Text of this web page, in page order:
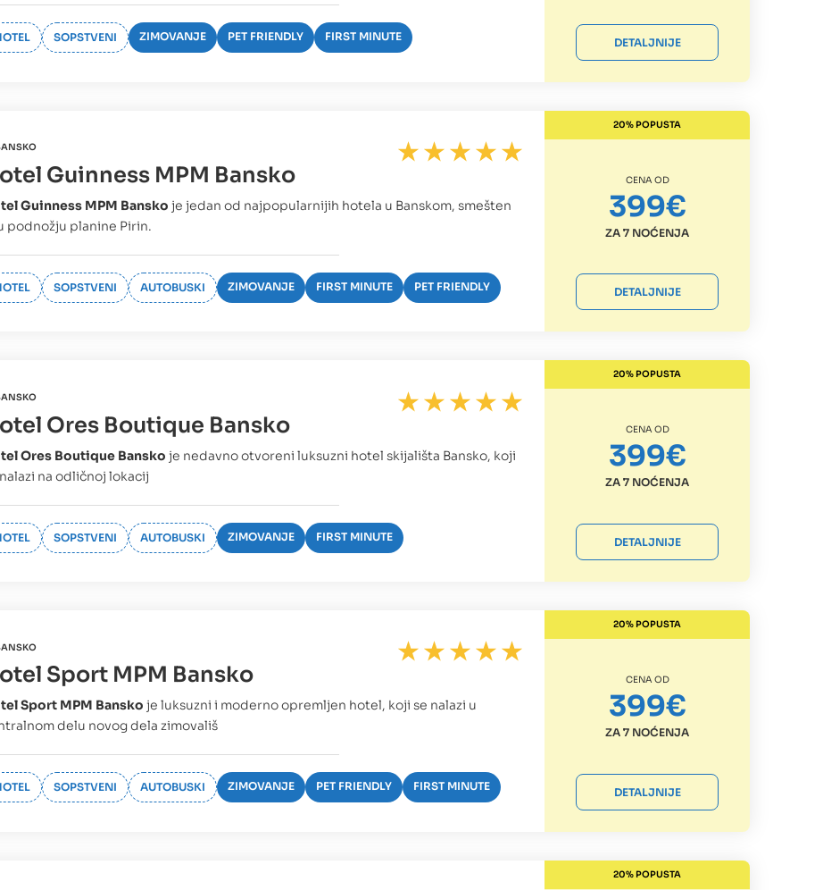
SOPSTVENI ZIMOVANJE PET FRIENDLY FIRST MINUTE DETALJNIJE
Guinness MPM Bansko
Guinness MPM Bansko je jedan od najpopularnijih hotela u Banskom, smešten
podnožju planine Pirin.
SOPSTVENI AUTOBUSKI ZIMOVANJE FIRST MINUTE PET FRIENDLY
20% POPUSTA
CENA OD
399€
ZA 7 NOĆENJA
DETALJNIJE
Ores Boutique Bansko
Ores Boutique Bansko je nedavno otvoreni luksuzni hotel skijališta Bansko, koji
na odličnoj lokacij
SOPSTVENI AUTOBUSKI ZIMOVANJE FIRST MINUTE
20% POPUSTA
CENA OD
399€
ZA 7 NOĆENJA
DETALJNIJE
Sport MPM Bansko
Sport MPM Bansko je luksuzni i moderno opremljen hotel, koji se nalazi u
delu novog dela zimovališ
SOPSTVENI AUTOBUSKI ZIMOVANJE PET FRIENDLY FIRST MINUTE
20% POPUSTA
CENA OD
399€
ZA 7 NOĆENJA
DETALJNIJE
20% POPUSTA